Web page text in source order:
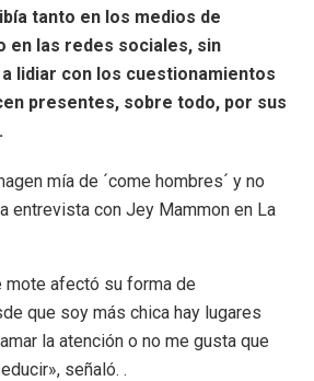
tanto en los medios de
en las redes sociales, sin
lidiar con los cuestionamientos
presentes, sobre todo, por sus
mía de ´come hombres´ y no
entrevista con Jey Mammon en La
afectó su forma de
que soy más chica hay lugares
la atención o no me gusta que
señaló. .